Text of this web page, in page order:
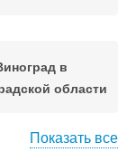
в
области
Показать все